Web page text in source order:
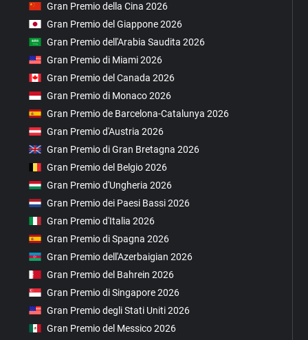
Gran Premio della Cina 2026
Gran Premio del Giappone 2026
Gran Premio dell'Arabia Saudita 2026
Gran Premio di Miami 2026
Gran Premio del Canada 2026
Gran Premio di Monaco 2026
Gran Premio de Barcelona-Catalunya 2026
Gran Premio d'Austria 2026
Gran Premio di Gran Bretagna 2026
Gran Premio del Belgio 2026
Gran Premio d'Ungheria 2026
Gran Premio dei Paesi Bassi 2026
Gran Premio d'Italia 2026
Gran Premio di Spagna 2026
Gran Premio dell'Azerbaigian 2026
Gran Premio del Bahrein 2026
Gran Premio di Singapore 2026
Gran Premio degli Stati Uniti 2026
Gran Premio del Messico 2026